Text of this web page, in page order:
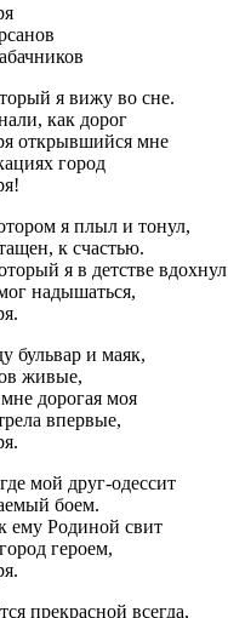
я вижу во сне.
как дорог
открывшийся мне
город
я плыл и тонул,
к счастью.
я в детстве вдохнул
надышаться,
бульвар и маяк,
живые,
дорогая моя
впервые,
мой друг-одессит
боем.
ему Родиной свит
героем,
прекрасной всегда,